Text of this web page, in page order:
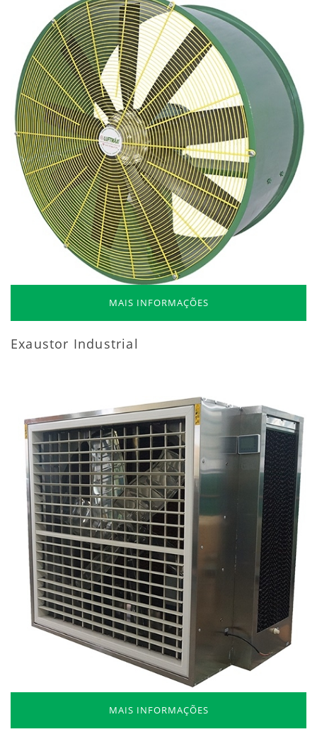
MAIS INFORMAÇÕES
Exaustor Industrial
MAIS INFORMAÇÕES